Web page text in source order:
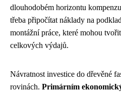
dlouhodobém horizontu
třeba připočítat náklady na
montážní práce, které mohou
celkových výdajů.
Návratnost investice do dřevěné
rovinách. Primárním